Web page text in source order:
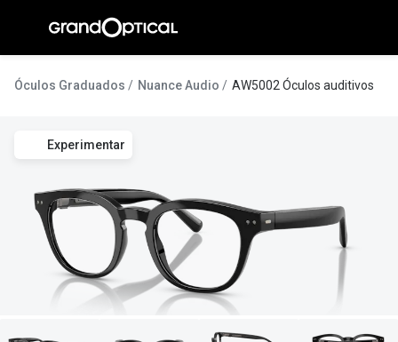
conteúdo
A
Pedro
Marta
Luís
Óculos Graduados Nuance Audio AW5002 Óculos auditivos
Experimentar